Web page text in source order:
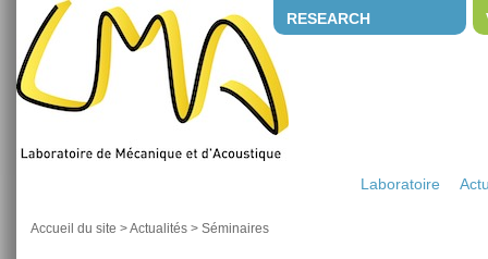
RESEARCH
Laboratoire
Accueil du site >Actualités > Séminaires